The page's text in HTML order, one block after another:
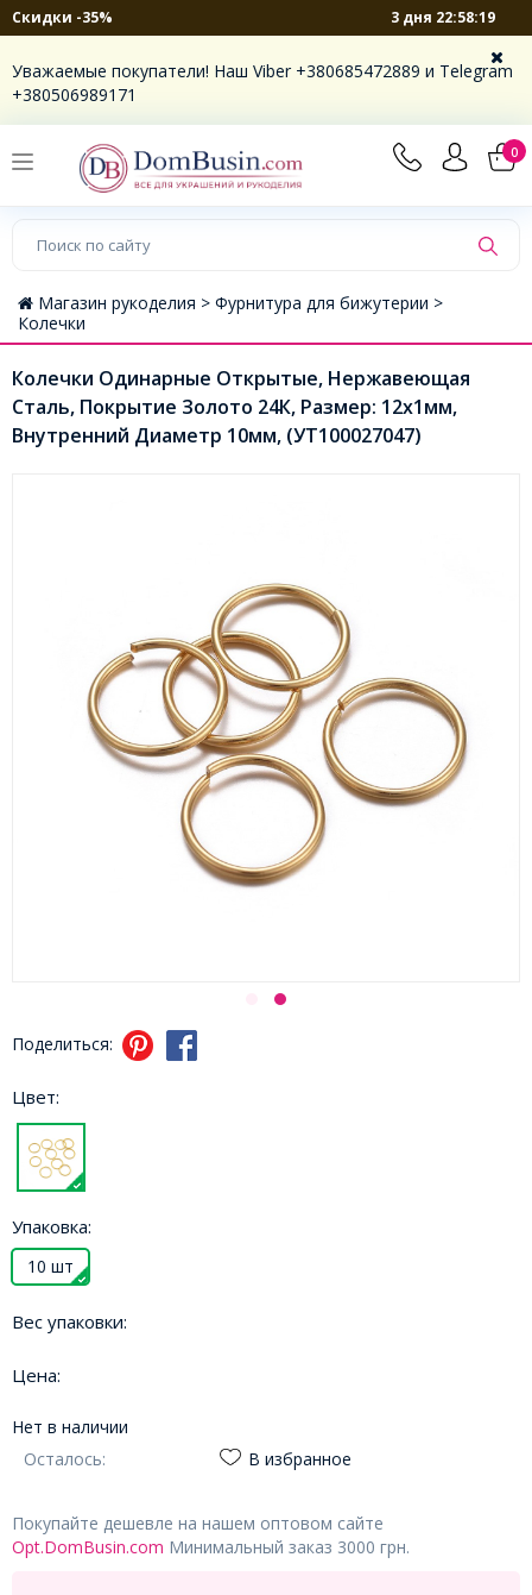
Скидки -35% 3 дня 22:58:19
Уважаемые покупатели! Наш Viber +380685472889 и Telegram
+380506989171
0
Магазин рукоделия > Фурнитура для бижутерии >
Колечки
Колечки Одинарные Открытые, Нержавеющая
Сталь, Покрытие Золото 24К, Размер: 12x1мм,
Внутренний Диаметр 10мм, (УТ100027047)
Поделиться:
Цвет:
Упаковка:
10 шт
Вес упаковки:
Цена:
Нет в наличии
Осталось:
В избранное
Покупайте дешевле на нашем оптовом сайте
Opt.DomBusin.com Минимальный заказ 3000 грн.